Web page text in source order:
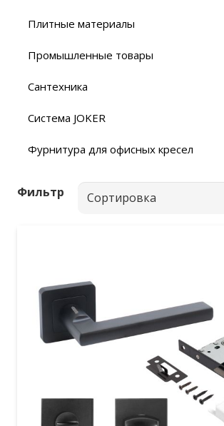
Плитные материалы
Промышленные товары
Сантехника
Система JOKER
Фурнитура для офисных кресел
Фильтр